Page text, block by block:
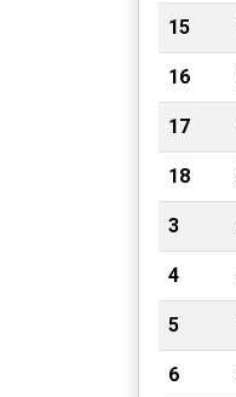
15
16
17
18
3
4
5
6